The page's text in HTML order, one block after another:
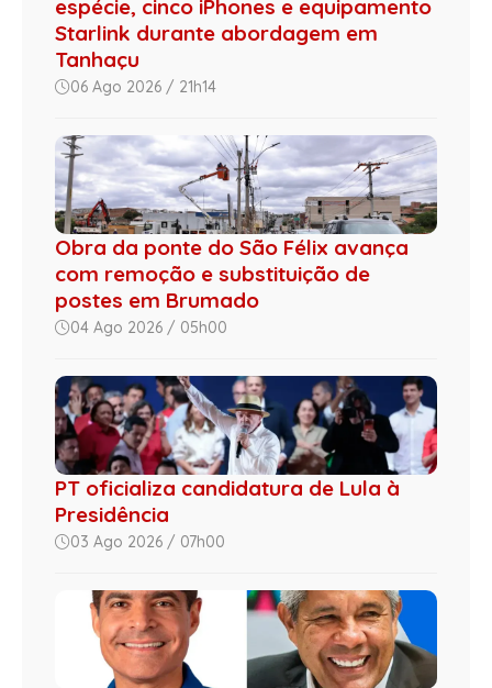
espécie, cinco iPhones e equipamento
Starlink durante abordagem em
Tanhaçu
06 Ago 2026 / 21h14
Obra da ponte do São Félix avança
com remoção e substituição de
postes em Brumado
04 Ago 2026 / 05h00
PT oficializa candidatura de Lula à
Presidência
03 Ago 2026 / 07h00